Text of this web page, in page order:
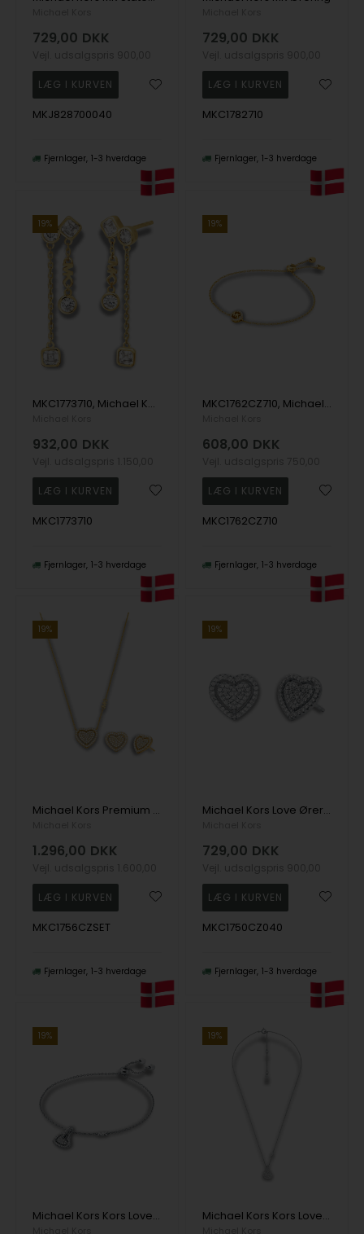
729,00 DKK
MKJ828700040
Fjernlager 1-3 hverdage
729,00 DKK
MKC1782710
Fjernlager 1-3 hverdage
19%
MKC1773710, Michael Kors Brilliance Ørering
932,00 DKK
MKC1773710
Fjernlager 1-3 hverdage
19%
MKC1762CZ710, Michael Kors MK Armbånd
608,00 DKK
MKC1762CZ710
Fjernlager 1-3 hverdage
19%
Michael Kors Premium Halskæde
1.296,00 DKK
MKC1756CZSET
Fjernlager 1-3 hverdage
19%
Michael Kors Love Ørering
729,00 DKK
MKC1750CZ040
Fjernlager 1-3 hverdage
19%
Michael Kors Kors Love Armbånd
19%
Michael Kors Kors Love Halskæde